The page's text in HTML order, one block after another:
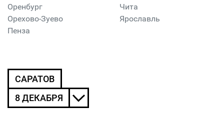
Оренбург
Орехово-Зуево
Пенза
Чита
Ярославль
САРАТОВ
8 ДЕКАБРЯ